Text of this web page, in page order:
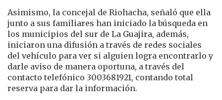
Asimismo, la concejal de Riohacha, señaló que ella
junto a sus familiares han iniciado la búsqueda en
los municipios del sur de La Guajira, además,
iniciaron una difusión a través de redes sociales
del vehículo para ver si alguien logra encontrarlo y
darle aviso de manera oportuna, a través del
contacto telefónico 3003681921, contando total
reserva para dar la información.